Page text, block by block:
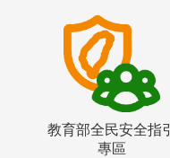
教育部全民安全指引
專區